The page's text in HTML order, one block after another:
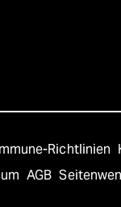
Richtlinien
AGB